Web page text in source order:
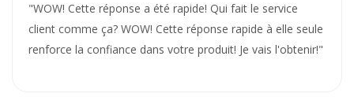
"WOW! Cette réponse a été rapide! Qui fait le service
client comme ça? WOW! Cette réponse rapide à elle seule
renforce la confiance dans votre produit! Je vais l'obtenir!"